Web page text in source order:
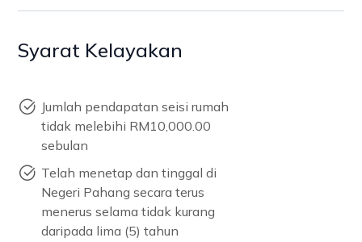
Syarat Kelayakan
Jumlah pendapatan seisi rumah
tidak melebihi RM10,000.00
sebulan
Telah menetap dan tinggal di
Negeri Pahang secara terus
menerus selama tidak kurang
daripada lima (5) tahun